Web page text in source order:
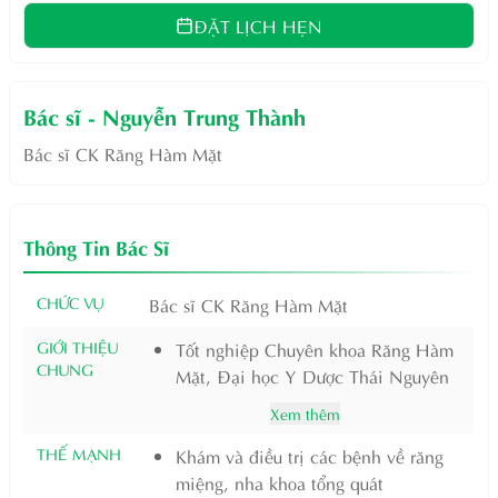
ĐẶT LỊCH HẸN
Bác sĩ - Nguyễn Trung Thành
Bác sĩ CK Răng Hàm Mặt
Thông Tin Bác Sĩ
CHỨC VỤ Bác sĩ CK Răng Hàm Mặt
GIỚI THIỆU
CHUNG
Tốt nghiệp Chuyên khoa Răng Hàm
Mặt, Đại học Y Dược Thái Nguyên
Xem thêm
THẾ MẠNH
Khám và điều trị các bệnh về răng
miệng, nha khoa tổng quát